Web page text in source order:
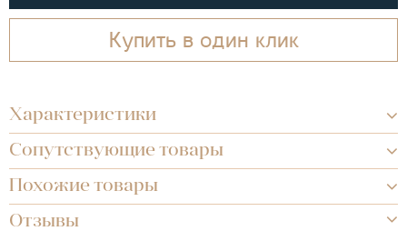
Купить в один клик
Характеристики
Сопутствующие товары
Похожие товары
Отзывы